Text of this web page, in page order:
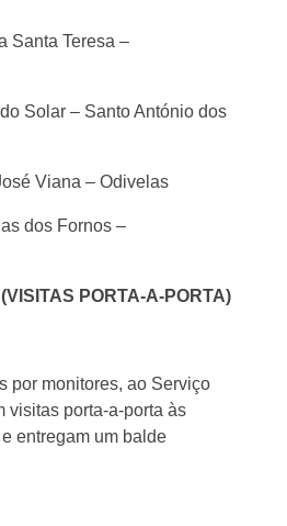
Santa Teresa –
Solar – Santo António dos
Viana – Odivelas
dos Fornos –
PORTA-A-PORTA)
por monitores, ao Serviço
visitas porta-a-porta às
entregam um balde